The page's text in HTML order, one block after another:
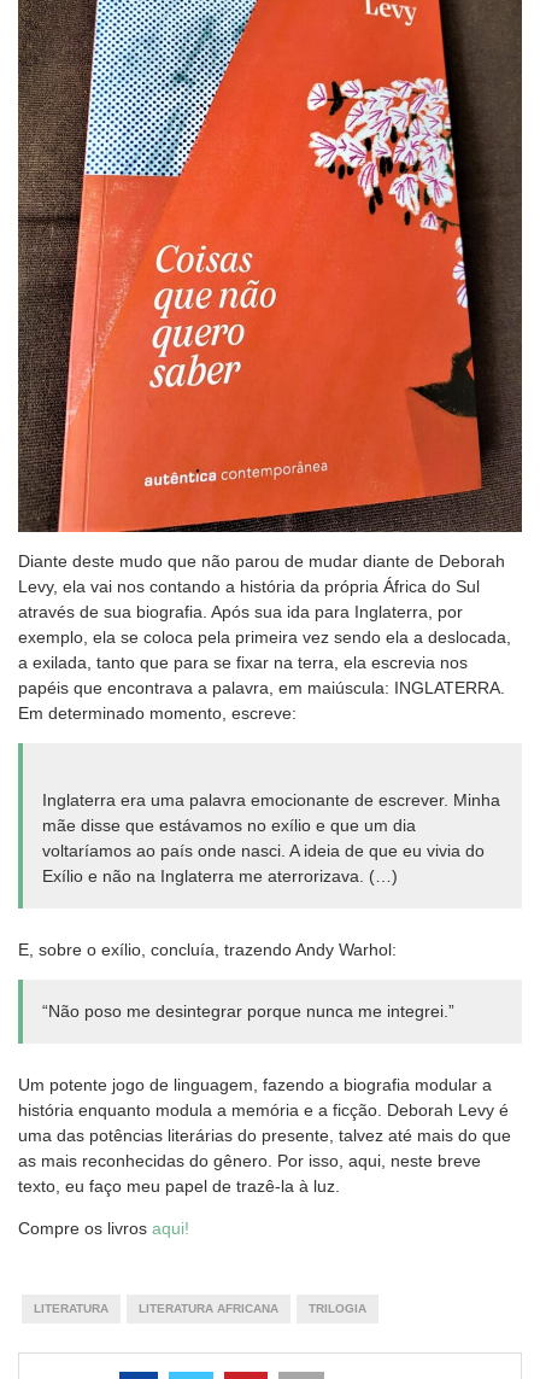
Diante deste mudo que não parou de mudar diante de Deborah
Levy, ela vai nos contando a história da própria África do Sul
através de sua biografia. Após sua ida para Inglaterra, por
exemplo, ela se coloca pela primeira vez sendo ela a deslocada,
a exilada, tanto que para se fixar na terra, ela escrevia nos
papéis que encontrava a palavra, em maiúscula: INGLATERRA.
Em determinado momento, escreve:
Inglaterra era uma palavra emocionante de escrever. Minha
mãe disse que estávamos no exílio e que um dia
voltaríamos ao país onde nasci. A ideia de que eu vivia do
Exílio e não na Inglaterra me aterrorizava. (…)
E, sobre o exílio, concluía, trazendo Andy Warhol:
“Não poso me desintegrar porque nunca me integrei.”
Um potente jogo de linguagem, fazendo a biografia modular a
história enquanto modula a memória e a ficção. Deborah Levy é
uma das potências literárias do presente, talvez até mais do que
as mais reconhecidas do gênero. Por isso, aqui, neste breve
texto, eu faço meu papel de trazê-la à luz.
Compre os livros aqui!
LITERATURA LITERATURA AFRICANA TRILOGIA